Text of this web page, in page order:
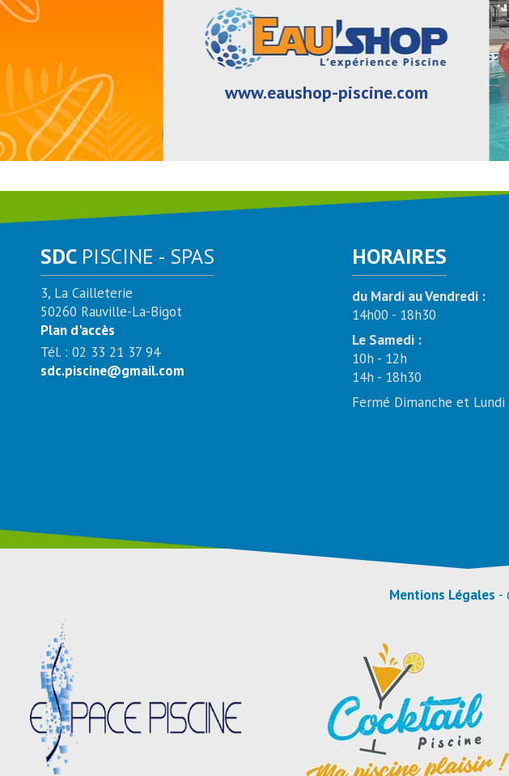
www.eaushop-piscine.com
SDC PISCINE - SPAS
3, La Cailleterie
50260 Rauville-La-Bigot
Plan d'accès
Tél. : 02 33 21 37 94
sdc.piscine@gmail.com
HORAIRES
du Mardi au Vendredi :
14h00 - 18h30
Le Samedi :
10h - 12h
14h - 18h30
Fermé Dimanche et Lundi
Mentions Légales -